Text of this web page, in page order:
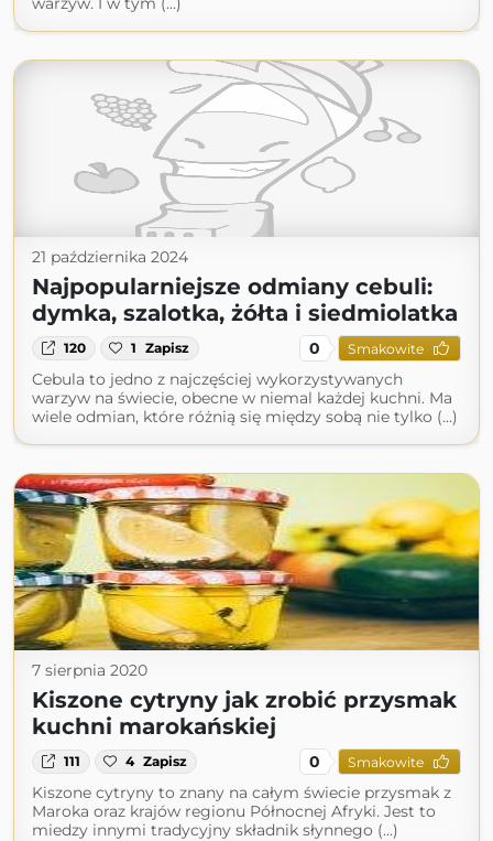
21 października 2024
Najpopularniejsze odmiany cebuli:
dymka, szalotka, żółta i siedmiolatka
120 1 Zapisz 0 Smakowite
Cebula to jedno z najczęściej wykorzystywanych
warzyw na świecie, obecne w niemal każdej kuchni. Ma
wiele odmian, które różnią się między sobą nie tylko (...)
7 sierpnia 2020
Kiszone cytryny jak zrobić przysmak
kuchni marokańskiej
111 4 Zapisz 0 Smakowite
Kiszone cytryny to znany na całym świecie przysmak z
Maroka oraz krajów regionu Północnej Afryki. Jest to
miedzy innymi tradycyjny składnik słynnego (...)